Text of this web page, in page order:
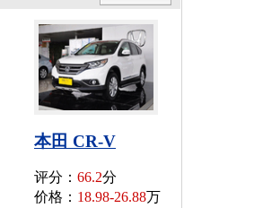
本田 CR-V
评分： 66.2分
价格： 18.98-26.88万